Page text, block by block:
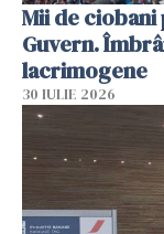
Mii de ciobani
Guvern.
lacrimogene
30 IULIE 2026